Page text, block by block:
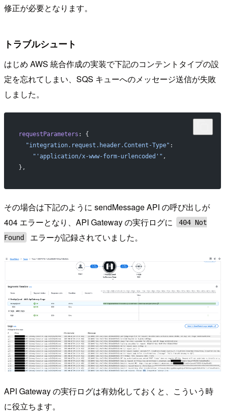
修正が必要となります。
トラブルシュート
はじめ AWS 統合作成の実装で下記のコンテントタイプの設
定を忘れてしまい、SQS キューへのメッセージ送信が失敗
しました。
requestParameters : {
  "integration.request.header.Content-Type"
:
    "'application/x-www-form-urlencoded'"
,
},
その場合は下記のように sendMessage API の呼び出しが
404 エラーとなり、API Gateway の実行ログに
404 Not
Found
エラーが記録されていました。
API Gateway の実行ログは有効化しておくと、こういう時
に役立ちます。